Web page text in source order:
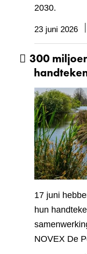
2030.
23 juni 2026
300
17 juni
hun
NOVEX De